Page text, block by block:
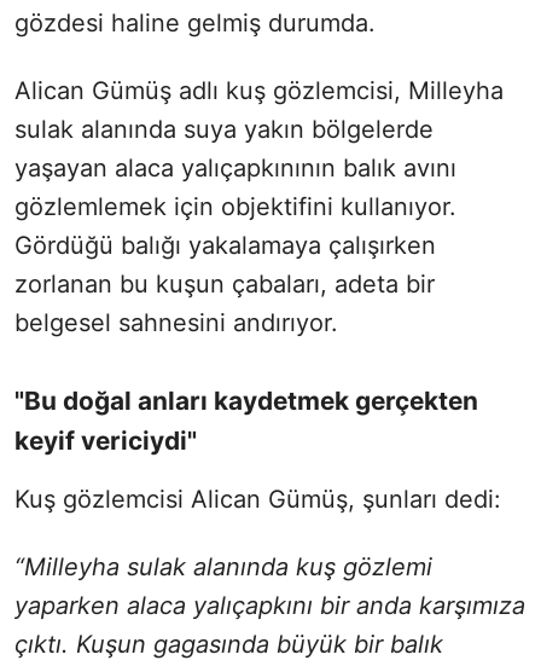
gözdesi haline gelmiş durumda.
Alican Gümüş adlı kuş gözlemcisi, Milleyha
sulak alanında suya yakın bölgelerde
yaşayan alaca yalıçapkınının balık avını
gözlemlemek için objektifini kullanıyor.
Gördüğü balığı yakalamaya çalışırken
zorlanan bu kuşun çabaları, adeta bir
belgesel sahnesini andırıyor.
"Bu doğal anları kaydetmek gerçekten
keyif vericiydi"
Kuş gözlemcisi Alican Gümüş, şunları dedi:
“Milleyha sulak alanında kuş gözlemi
yaparken alaca yalıçapkını bir anda karşımıza
çıktı. Kuşun gagasında büyük bir balık